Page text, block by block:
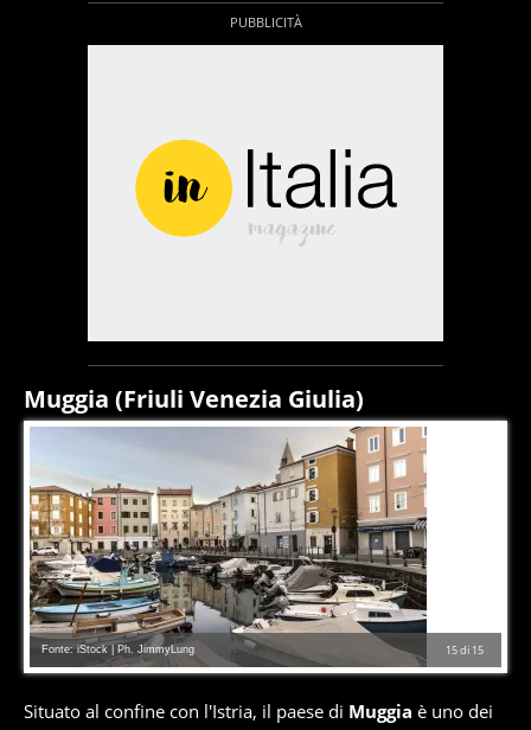
Muggia (Friuli Venezia Giulia)
15di 15
Fonte: iStock | Ph. JimmyLung
Situato al confine con l'Istria, il paese di Muggia è uno dei